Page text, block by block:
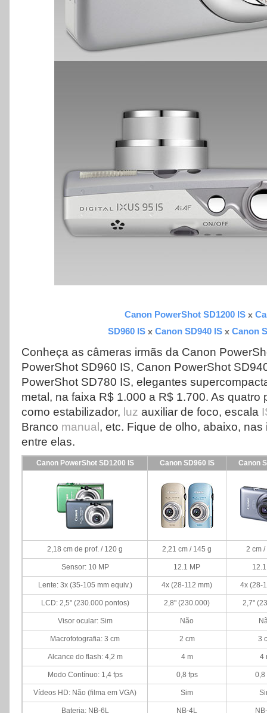
Canon PowerShot SD1200 ISx
SD960 ISx Canon SD940 ISx Canon
Conheça as câmeras irmãs da Canon
PowerShot SD960 IS, Canon PowerShot
PowerShot SD780 IS, elegantes
metal, na faixa R$ 1.000 a R$ 1.700. As quatro
como estabilizador, luz auxiliar de foco, escala
Branco manual , etc. Fique de olho, abaixo,
entre elas.
Canon PowerShot SD1200 IS Canon SD960 IS Canon
2,18 cm de prof. / 120 g 2,21 cm / 145 g 2 cm
Sensor: 10 MP 12.1 MP
Lente: 3x (35-105 mm equiv.) 4x (28-112 mm) 4x (28-
LCD: 2,5" (230.000 pontos) 2,8" (230.000) 2,7"
Visor ocular: Sim Não
Macrofotografia: 3 cm 2 cm 3
Alcance do flash: 4,2 m 4 m 4
Modo Contínuo: 1,4 fps 0,8 fps 0,8
Vídeos HD: Não (filma em VGA) Sim
Bateria: NB-6L NB-4L